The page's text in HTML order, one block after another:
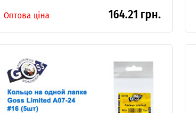
Оптова ціна
164.21 грн.